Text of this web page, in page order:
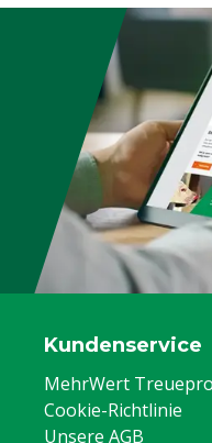
Kundenservice
MehrWert
Cookie-Richtlinie
Unsere AGB